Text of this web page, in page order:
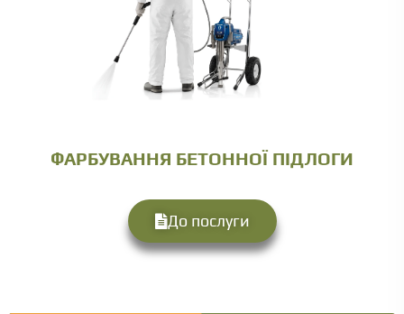
ФАРБУВАННЯ БЕТОННОЇ ПІДЛОГИ
До послуги